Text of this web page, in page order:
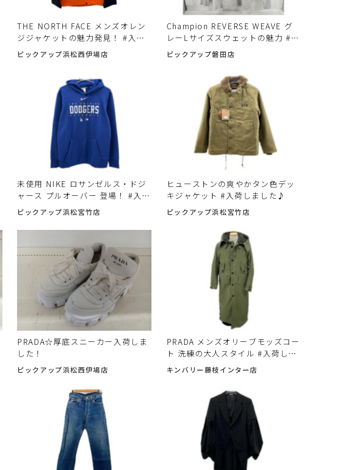
THE NORTH FACE メンズオレン
ジジャケットの魅力発見！ #入荷
しました♪
ピックアップ浜松西伊場店
Champion REVERSE WEAVE グ
レーLサイズスウェットの魅力 #入
荷しました♪
ピックアップ磐田店
未使用 NIKE ロサンゼルス・ドジ
ャース プルオーバー 登場！ #入荷
しました♪
ピックアップ浜松宮竹店
ヒューストンの爽やかタン色デッ
キジャケット #入荷しました♪
ピックアップ浜松宮竹店
PRADA☆厚底スニーカー入荷しま
した！
ピックアップ浜松西伊場店
PRADA メンズオリーブモッズコー
ト 洗練の大人スタイル #入荷しま
した♪
キンバリー藤枝インター店